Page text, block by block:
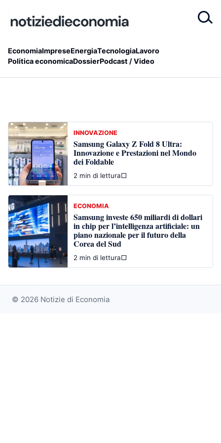
EconomiaImpreseEnergiaTecnologiaLavoro
Politica economicaDossierPodcast / Video
INNOVAZIONE
Samsung Galaxy Z Fold 8 Ultra:
Innovazione e Prestazioni nel Mondo
dei Foldable
2 min di lettura□
ECONOMIA
Samsung investe 650 miliardi di dollari
in chip per l’intelligenza artificiale: un
piano nazionale per il futuro della
Corea del Sud
2 min di lettura□
© 2026 Notizie di Economia